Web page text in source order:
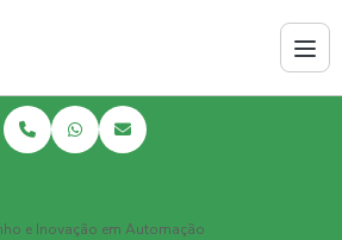
e Inovação em Automação